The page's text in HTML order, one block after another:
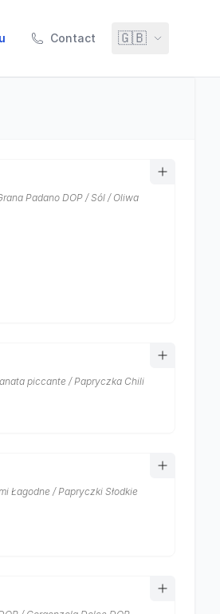
Contact 🇬🇧
Padano DOP / Sól / Oliwa
piccante / Papryczka Chili
Łagodne / Papryczki Słodkie